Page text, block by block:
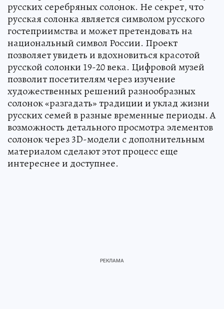
русских серебряных солонок. Не секрет, что
русская солонка является символом русского
гостеприимства и может претендовать на
национальный символ России. Проект
позволяет увидеть и вдохновиться красотой
русской солонки 19-20 века. Цифровой музей
позволит посетителям через изучение
художественных решений разнообразных
солонок «разгадать» традиции и уклад жизни
русских семей в разные временные периоды. А
возможность детального просмотра элементов
солонок через 3D-модели с дополнительным
материалом сделают этот процесс еще
интереснее и доступнее.